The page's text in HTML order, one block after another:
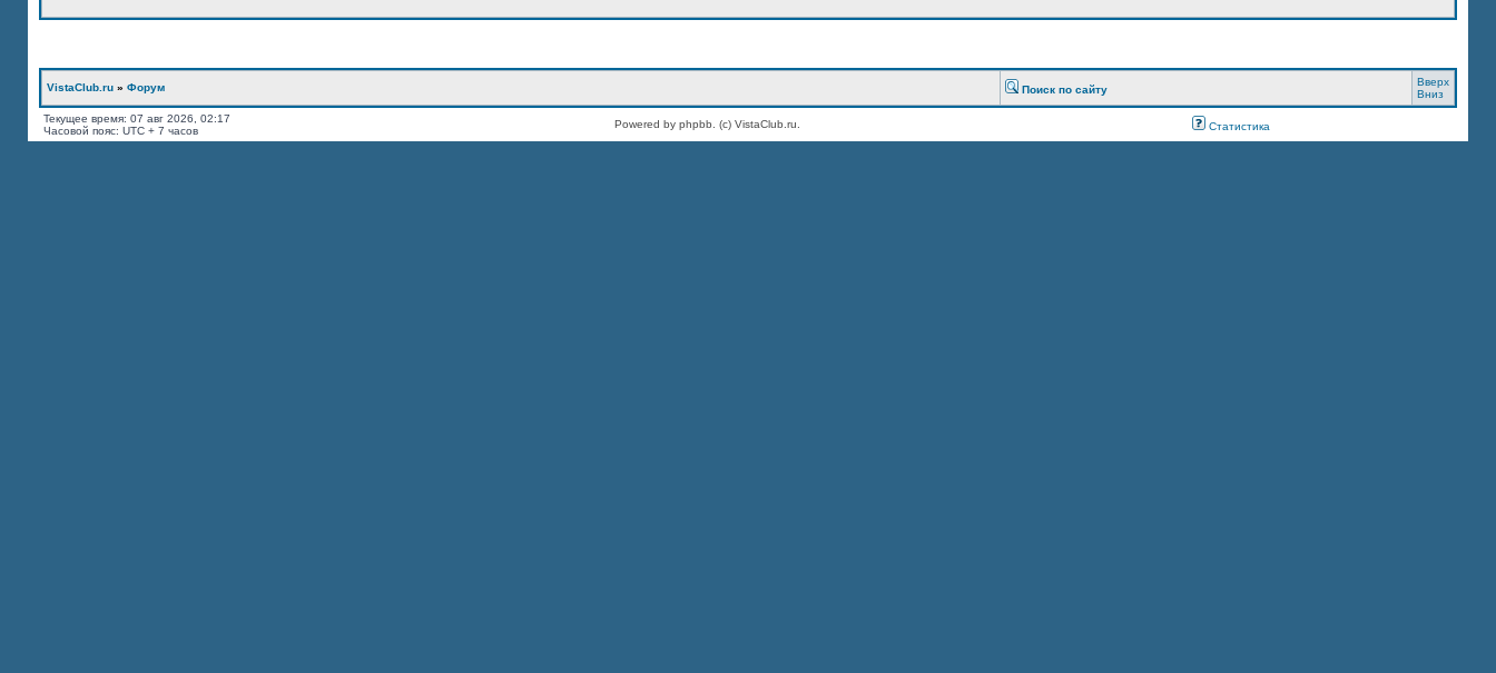
VistaClub.ru » Форум Поиск по сайту
Вверх
Вниз
Текущее время: 07 авг 2026, 02:17
Часовой пояс: UTC + 7 часов
Powered by phpbb. (c) VistaClub.ru. Статистика